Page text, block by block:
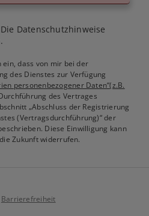
Datenschutzhinweise
dass von mir bei der
des Dienstes zur Verfügung
personenbezogener Daten“(z.B.
des Vertrages
„Abschluss der Registrierung
(Vertragsdurchführung)“ der
Diese Einwilligung kann
Zukunft widerrufen.
Barrierefreiheit